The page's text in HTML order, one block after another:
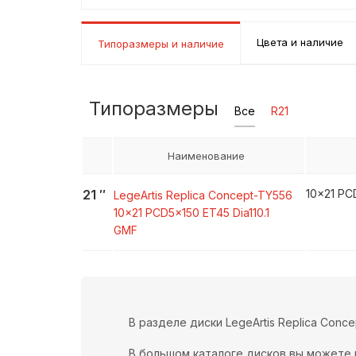
Типоразмеры и наличие Цвета и наличие
Типоразмеры Все R21
Наименование
21 ″ LegeArtis Replica Concept-TY556
10x21 PCD5x150 ET45 Dia110.1
GMF
10x21
В разделе диски LegeArtis Replica
В большом каталоге дисков вы можете